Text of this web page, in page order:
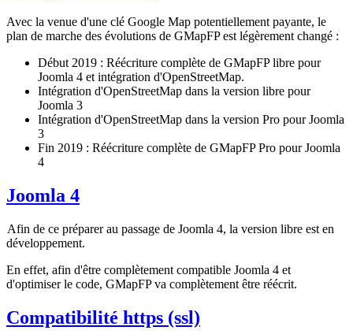
Avec la venue d'une clé Google Map potentiellement payante, le
plan de marche des évolutions de GMapFP est légèrement changé :
Début 2019 : Réécriture complète de GMapFP libre pour
Joomla 4 et intégration d'OpenStreetMap.
Intégration d'OpenStreetMap dans la version libre pour
Joomla 3
Intégration d'OpenStreetMap dans la version Pro pour Joomla
3
Fin 2019 : Réécriture complète de GMapFP Pro pour Joomla
4
Joomla 4
Afin de ce préparer au passage de Joomla 4, la version libre est en
développement.
En effet, afin d'être complètement compatible Joomla 4 et
d'optimiser le code, GMapFP va complètement être réécrit.
Compatibilité https (ssl)